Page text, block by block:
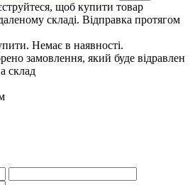
, щоб купити товар
складі. Відправка протягом
Немає в наявності.
замовлення, який буде відравлен
склад